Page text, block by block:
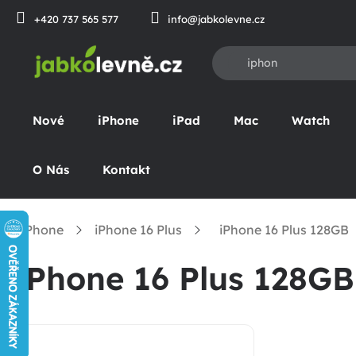
Přejít
+420 737 565 577 info@jabkolevne.cz
Nové iPhone iPad Mac Watch
O Nás Kontakt
iPhone iPhone 16 Plus iPhone 16 Plus 128GB
iPhone 16 Plus 128GB
P